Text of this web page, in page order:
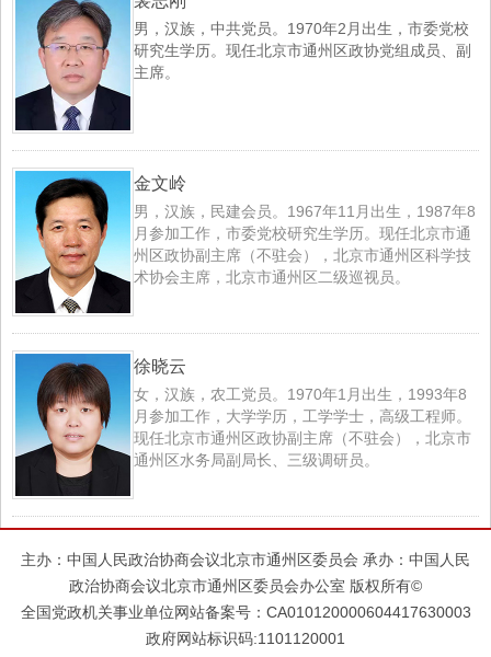
男，汉族，中共党员。1970年2月出生，市委党校
研究生学历。现任北京市通州区政协党组成员、副
主席。
金文岭
男，汉族，民建会员。1967年11月出生，1987年8
月参加工作，市委党校研究生学历。现任北京市通
州区政协副主席（不驻会），北京市通州区科学技
术协会主席，北京市通州区二级巡视员。
徐晓云
女，汉族，农工党员。1970年1月出生，1993年8
月参加工作，大学学历，工学学士，高级工程师。
现任北京市通州区政协副主席（不驻会），北京市
通州区水务局副局长、三级调研员。
主办：中国人民政治协商会议北京市通州区委员会 承办：中国人民
政治协商会议北京市通州区委员会办公室 版权所有©
全国党政机关事业单位网站备案号：CA010120000604417630003
政府网站标识码:1101120001